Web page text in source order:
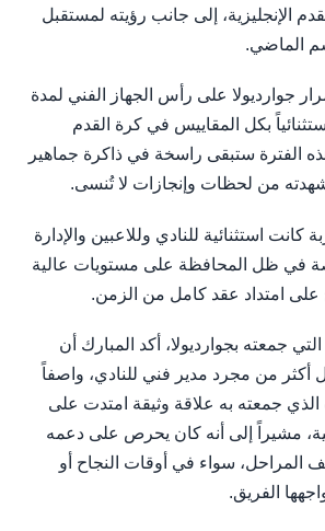
الإنجليزية، إلى جانب رؤيته لمستقبل
الماضي.
جوارديولا على رأس الجهاز الفني لمدة
بكل المقاييس في كرة القدم
الفترة ستبقى راسخة في ذاكرة جماهير
من لحظات وإنجازات لا تُنسى.
استثنائية للنادي وللاعبين والإدارة
في ظل المحافظة على مستويات عالية
على امتداد عقد كامل من الزمن.
جمعته بجوارديولا، أكد المبارك أن
أكثر من مجرد مدير فني للنادي، واصفاً
الذي جمعته به علاقة وثيقة امتدت على
مشيراً إلى أنه كان يحرص على دعمه
المراحل، سواء في أوقات النجاح أو
الفريق.